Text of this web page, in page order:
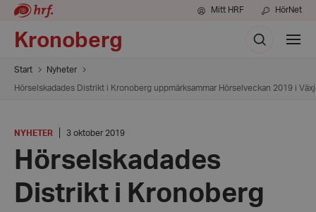
Mitt HRF HörNet
Kronoberg Sök
Visa
meny
Start Nyheter
Hörselskadades Distrikt i Kronoberg uppmärksammar Hörselveckan 2019 i
KATEGORI
NYHETER
Datum:
oktober
2019
3 oktober 2019
Hörselskadades
Distrikt i Kronoberg